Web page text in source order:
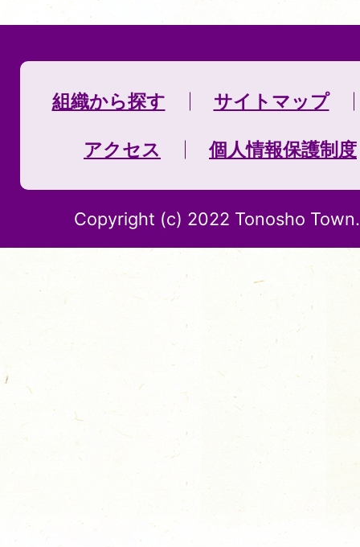
組織から探す サイトマップ
アクセス 個人情報保護制度
Copyright (c) 2022 Tonosho